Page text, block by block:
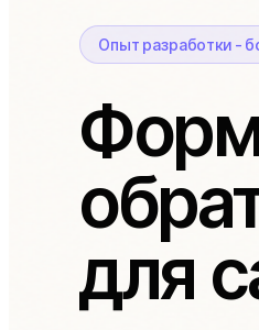
Опыт разработки -
для